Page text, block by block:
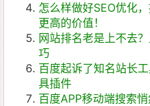
怎么样做好SEO优化
更高的价值！
网站排名老是上不去
巧
百度起诉了知名站长
具插件
百度APP移动端搜索